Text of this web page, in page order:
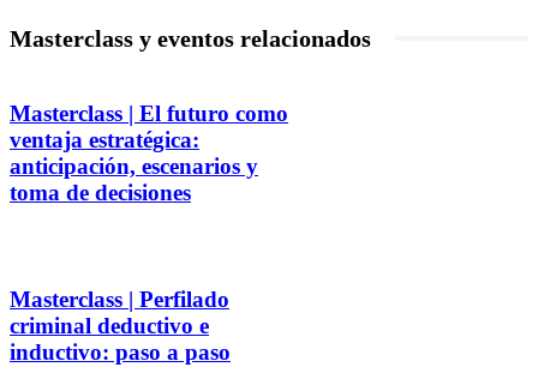
Masterclass y eventos relacionados
Masterclass | El futuro como
ventaja estratégica:
anticipación, escenarios y
toma de decisiones
Masterclass | Perfilado
criminal deductivo e
inductivo: paso a paso